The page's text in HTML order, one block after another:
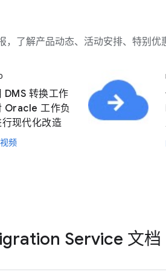
，了解产品动态、活动安排、特别优
DMS 转换工作
Oracle 工作负
现代化改造
频
Service 文档